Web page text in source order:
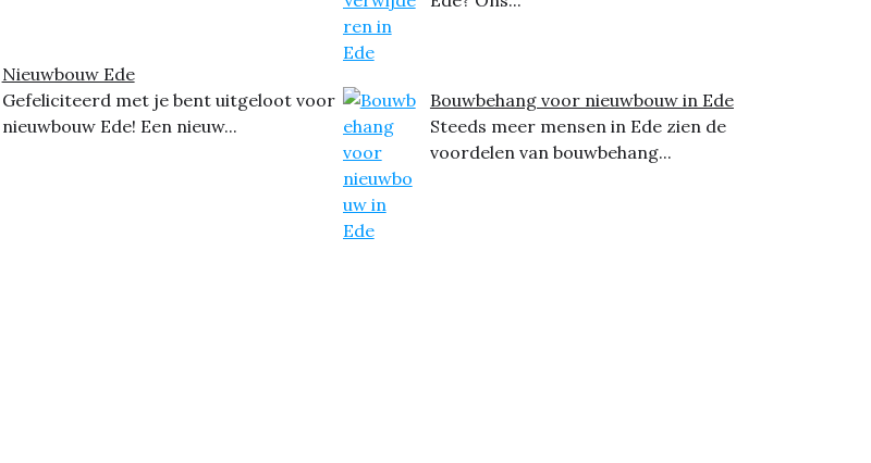
Nieuwbouw Ede
Gefeliciteerd met je bent uitgeloot voor
nieuwbouw Ede! Een nieuw...
Bouwbehang voor nieuwbouw in Ede
Steeds meer mensen in Ede zien de
voordelen van bouwbehang...